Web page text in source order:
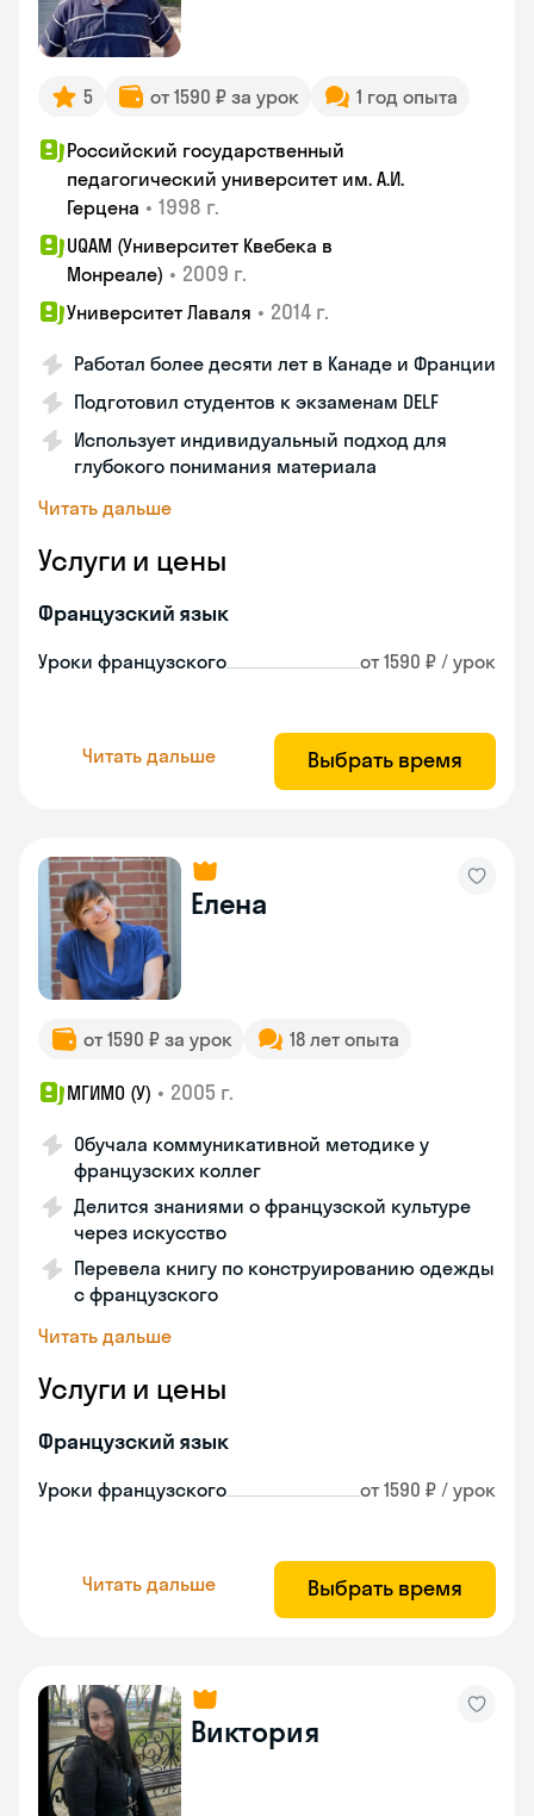
5 от 1590 ₽ за урок 1 год опыта
Российский государственный
педагогический университет им. А.И.
Герцена • 1998 г.
UQAM (Университет Квебека в
Монреале) • 2009 г.
Университет Лаваля • 2014 г.
Работал более десяти лет в Канаде и Франции
Подготовил студентов к экзаменам DELF
Использует индивидуальный подход для
глубокого понимания материала
Читать дальше
Услуги и цены
Французский язык
Уроки французского от 1590 ₽ / урок
Читать дальше Выбрать время
Елена
от 1590 ₽ за урок 18 лет опыта
МГИМО (У) • 2005 г.
Обучала коммуникативной методике у
французских коллег
Делится знаниями о французской культуре
через искусство
Перевела книгу по конструированию одежды
с французского
Читать дальше
Услуги и цены
Французский язык
Уроки французского от 1590 ₽ / урок
Читать дальше Выбрать время
Виктория